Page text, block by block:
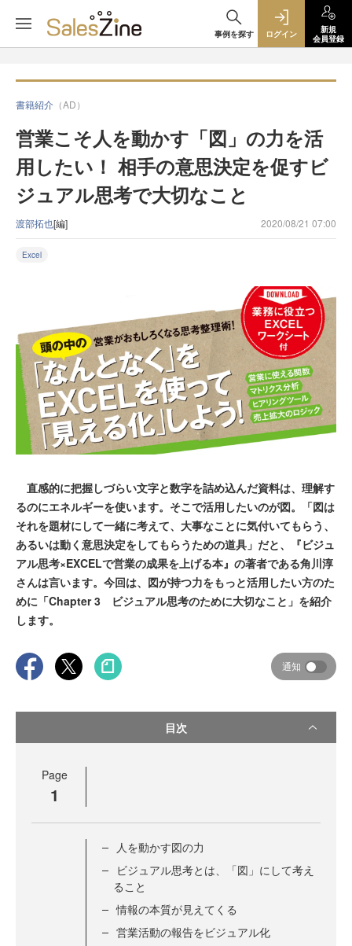
事例を探す ログイン
新規
会員登録
書籍紹介 （AD）
営業こそ人を動かす「図」の力を活
用したい！ 相手の意思決定を促すビ
ジュアル思考で大切なこと
渡部拓也[編] 2020/08/21 07:00
Excel
直感的に把握しづらい文字と数字を詰め込んだ資料は、理解す
るのにエネルギーを使います。そこで活用したいのが図。「図は
それを題材にして一緒に考えて、大事なことに気付いてもらう、
あるいは動く意思決定をしてもらうための道具」だと、『ビジュ
アル思考×EXCELで営業の成果を上げる本』の著者である角川淳
さんは言います。今回は、図が持つ力をもっと活用したい方のた
めに「Chapter 3 ビジュアル思考のために大切なこと」を紹介
します。
通知
目次
Page
1
人を動かす図の力
ビジュアル思考とは、「図」にして考え
ること
情報の本質が見えてくる
営業活動の報告をビジュアル化